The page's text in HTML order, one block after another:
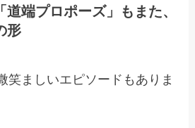
道端プロポーズ」もまた、
形
笑ましいエピソードもありま